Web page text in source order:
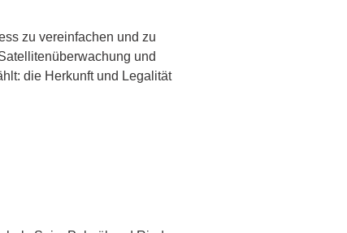
zu vereinfachen und zu
und
die Herkunft und Legalität